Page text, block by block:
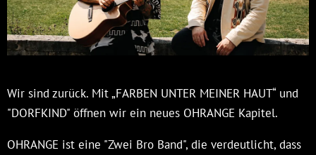
Wir sind zurück. Mit „FARBEN UNTER MEINER HAUT“ und
"DORFKIND" öffnen wir ein neues OHRANGE Kapitel.
OHRANGE ist eine "Zwei Bro Band", die verdeutlicht, dass